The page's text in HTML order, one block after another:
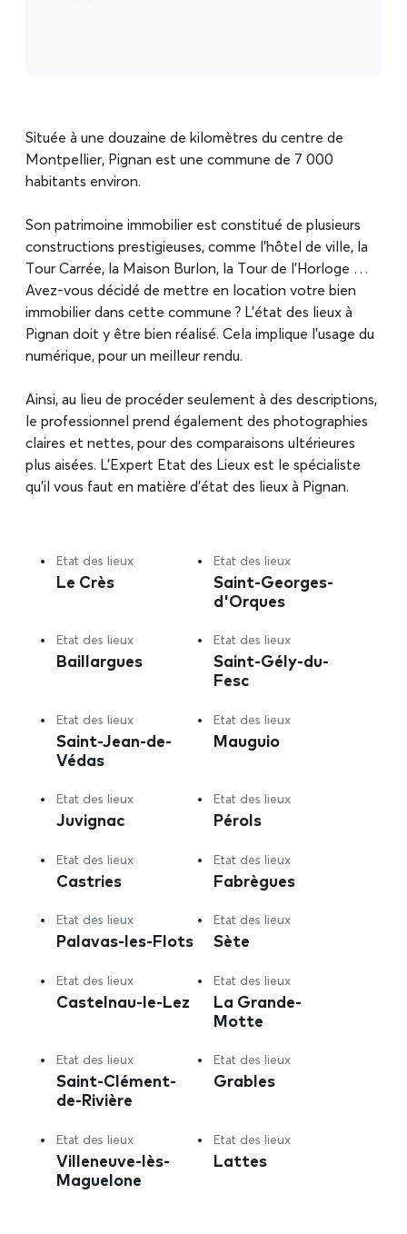
Située à une douzaine de kilomètres du centre de
Montpellier, Pignan est une commune de 7 000
habitants environ.
Son patrimoine immobilier est constitué de plusieurs
constructions prestigieuses, comme l’hôtel de ville, la
Tour Carrée, la Maison Burlon, la Tour de l’Horloge …
Avez-vous décidé de mettre en location votre bien
immobilier dans cette commune ? L’état des lieux à
Pignan doit y être bien réalisé. Cela implique l’usage du
numérique, pour un meilleur rendu.
Ainsi, au lieu de procéder seulement à des descriptions,
le professionnel prend également des photographies
claires et nettes, pour des comparaisons ultérieures
plus aisées. L’Expert Etat des Lieux est le spécialiste
qu’il vous faut en matière d’état des lieux à Pignan.
Etat des lieux
Le Crès
Etat des lieux
Saint-Georges-
d'Orques
Etat des lieux
Baillargues
Etat des lieux
Saint-Gély-du-
Fesc
Etat des lieux
Saint-Jean-de-
Védas
Etat des lieux
Mauguio
Etat des lieux
Juvignac
Etat des lieux
Pérols
Etat des lieux
Castries
Etat des lieux
Fabrègues
Etat des lieux
Palavas-les-Flots
Etat des lieux
Sète
Etat des lieux
Castelnau-le-Lez
Etat des lieux
La Grande-
Motte
Etat des lieux
Saint-Clément-
de-Rivière
Etat des lieux
Grables
Etat des lieux
Villeneuve-lès-
Maguelone
Etat des lieux
Lattes